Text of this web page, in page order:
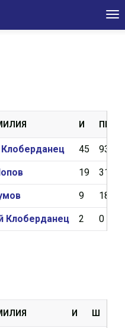
И ПШ
45 93
19 31
9 18
Клоберданец 2 0
И Ш